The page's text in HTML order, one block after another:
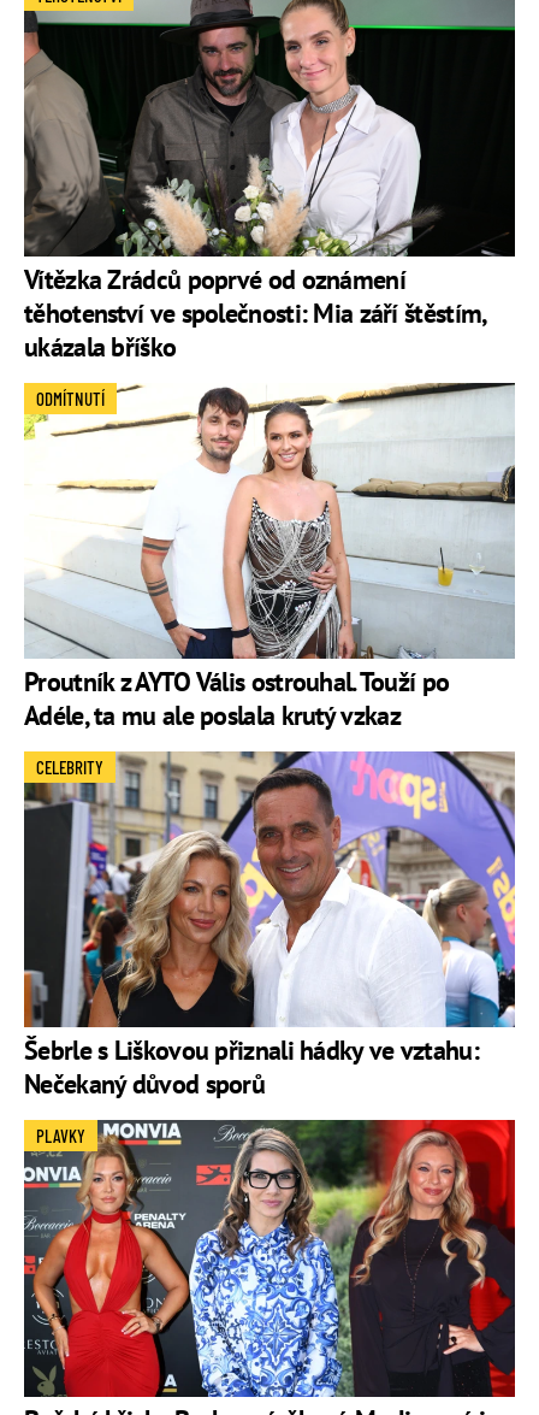
Vítězka Zrádců poprvé od oznámení
těhotenství ve společnosti: Mia září štěstím,
ukázala bříško
Proutník z AYTO Vális ostrouhal. Touží po
Adéle, ta mu ale poslala krutý vzkaz
ODMÍTNUTÍ
Šebrle s Liškovou přiznali hádky ve vztahu:
Nečekaný důvod sporů
CELEBRITY
PLAVKY